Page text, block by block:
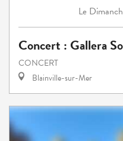
Le
Concert : Gallera
CONCERT
Blainville-sur-Mer